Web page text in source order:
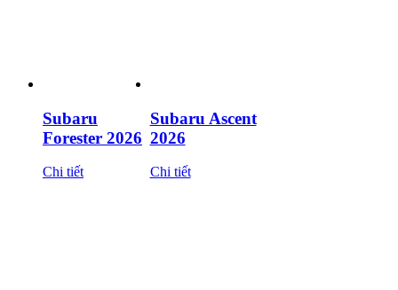
Subaru
Forester 2026
Chi tiết
Subaru Ascent
2026
Chi tiết